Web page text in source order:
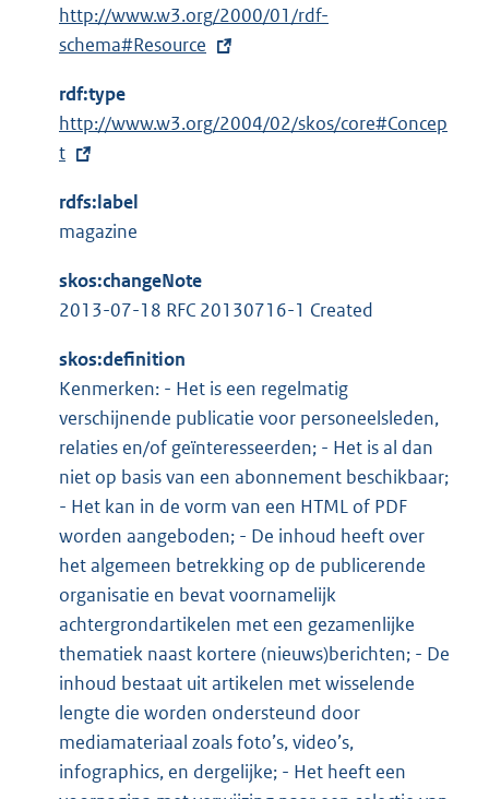
E
x
e
r
n
n
k
http://www.w3.org/2000/01/rdf-
schema#Resource
rdf:type
E
x
e
r
n
e
i
n
k
:
http://www.w3.org/2004/02/skos/core#Concep
t
rdfs:label
magazine
skos:changeNote
2013-07-18 RFC 20130716-1 Created
skos:definition
Kenmerken: - Het is een regelmatig
verschijnende publicatie voor personeelsleden,
relaties en/of geïnteresseerden; - Het is al dan
niet op basis van een abonnement beschikbaar;
- Het kan in de vorm van een HTML of PDF
worden aangeboden; - De inhoud heeft over
het algemeen betrekking op de publicerende
organisatie en bevat voornamelijk
achtergrondartikelen met een gezamenlijke
thematiek naast kortere (nieuws)berichten; - De
inhoud bestaat uit artikelen met wisselende
lengte die worden ondersteund door
mediamateriaal zoals foto’s, video’s,
infographics, en dergelijke; - Het heeft een